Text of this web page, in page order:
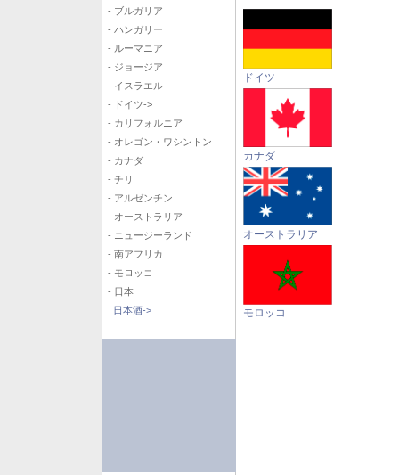
- ブルガリア
- ハンガリー
- ルーマニア
- ジョージア
- イスラエル
- ドイツ->
- カリフォルニア
- オレゴン・ワシントン
- カナダ
- チリ
- アルゼンチン
- オーストラリア
- ニュージーランド
- 南アフリカ
- モロッコ
- 日本
日本酒->
ドイツ
カナダ
オーストラリア
モロッコ